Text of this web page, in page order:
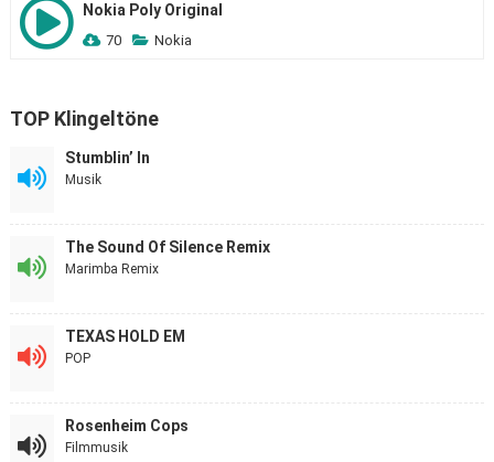
Nokia Poly Original
70 Nokia
TOP Klingeltöne
Stumblin’ In
Musik
The Sound Of Silence Remix
Marimba Remix
TEXAS HOLD EM
POP
Rosenheim Cops
Filmmusik